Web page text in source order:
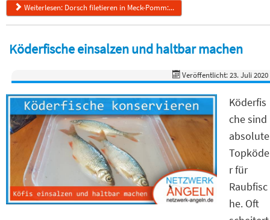
Weiterlesen: Dorsch filetieren in Meck-Pomm:...
Köderfische einsalzen und haltbar machen
Veröffentlicht: 23. Juli 2020
Köderfis
che sind
absolute
Topköde
r für
Raubfisc
he. Oft